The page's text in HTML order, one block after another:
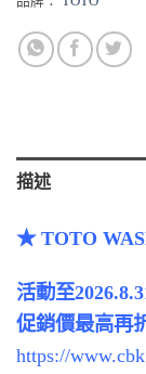
描述
★ TOTO
活動至
促銷價最高再
https://